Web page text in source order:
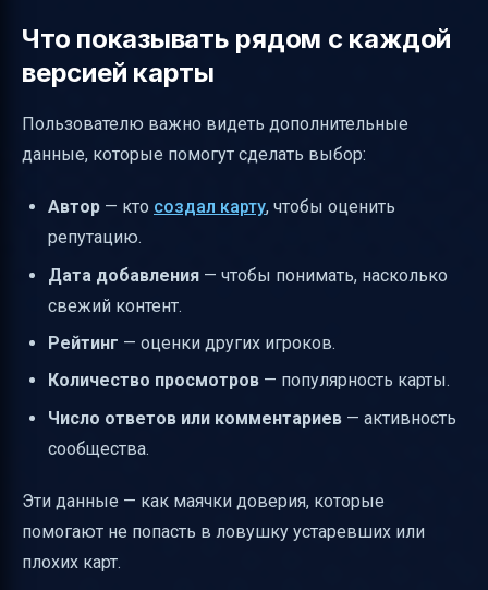
Что показывать рядом с каждой
версией карты
Пользователю важно видеть дополнительные
данные, которые помогут сделать выбор:
Автор — кто создал карту, чтобы оценить
репутацию.
Дата добавления — чтобы понимать, насколько
свежий контент.
Рейтинг — оценки других игроков.
Количество просмотров — популярность карты.
Число ответов или комментариев — активность
сообщества.
Эти данные — как маячки доверия, которые
помогают не попасть в ловушку устаревших или
плохих карт.